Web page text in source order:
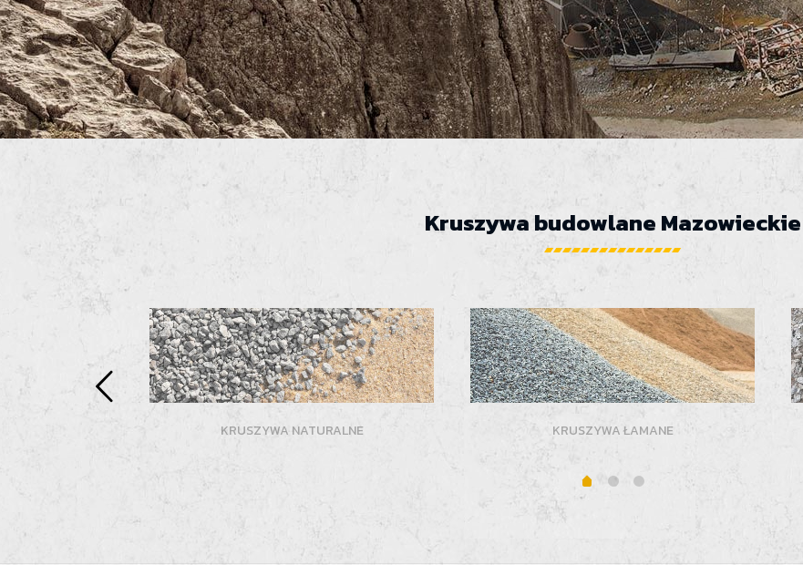
Kruszywa budowlane Mazowieckie
KRUSZYWA NATURALNE KRUSZYWA ŁAMANE